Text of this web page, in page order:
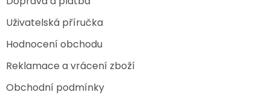
Uživatelská příručka
Hodnocení obchodu
Reklamace a vrácení zboží
Obchodní podmínky